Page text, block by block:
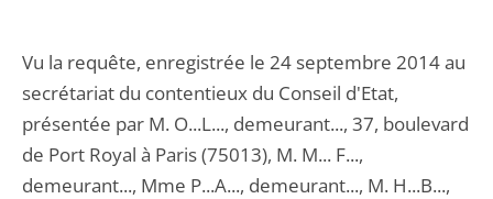
Vu la requête, enregistrée le 24 septembre 2014 au
secrétariat du contentieux du Conseil d'Etat,
présentée par M. O...L..., demeurant..., 37, boulevard
de Port Royal à Paris (75013), M. M... F...,
demeurant..., Mme P...A..., demeurant..., M. H...B...,